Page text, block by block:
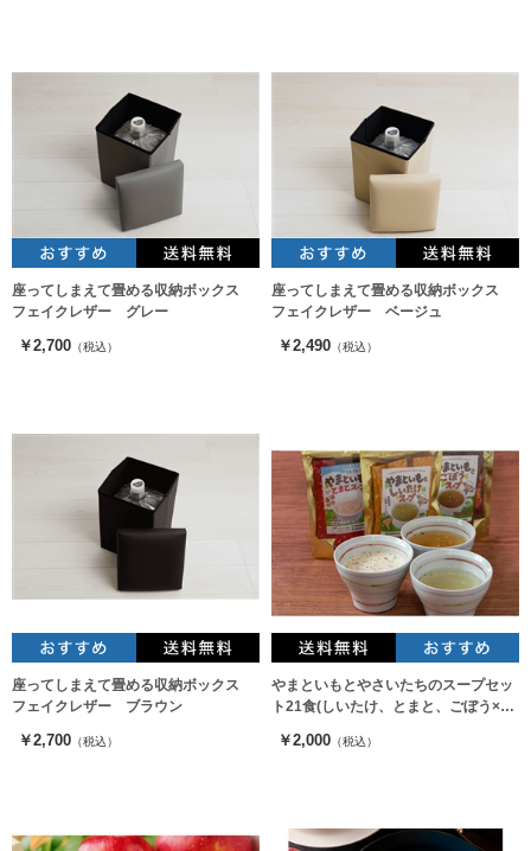
座ってしまえて畳める収納ボックス
フェイクレザー グレー
￥2,700 （税込）
座ってしまえて畳める収納ボックス
フェイクレザー ベージュ
￥2,490 （税込）
座ってしまえて畳める収納ボックス
フェイクレザー ブラウン
￥2,700 （税込）
やまといもとやさいたちのスープセッ
ト21食(しいたけ、とまと、ごぼう×各
￥2,000 （税込）